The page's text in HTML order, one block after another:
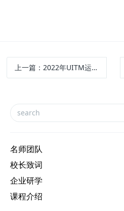
上一篇： 2022年UITM运营与供应链管理硕士招生开始啦
名师团队
校长致词
企业研学
课程介绍